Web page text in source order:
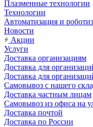
Плазменные технологии
Технологии
Автоматизация и
Новости
Акции
Услуги
Доставка организациям
Доставка для
Доставка для
Самовывоз с нашего
Доставка частным лицам
Самовывоз из офиса на
Доставка почтой
Доставка по России